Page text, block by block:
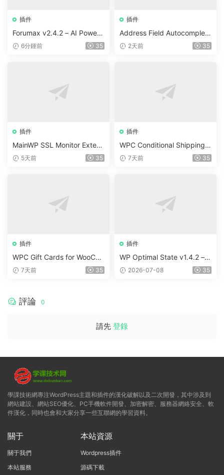
插件
Forumax v2.4.2 – AI Powere
d Advanced Community For
6分鍾前 35
插件
Address Field Autocomplete
For WooCommerce v1.3.2
2天前 35
插件
MainWP SSL Monitor Extens
ion v5.2
5天前 35
插件
WPC Conditional Shipping &
Payments (Premium) v1.0.2
7天前 35
插件
WPC Gift Cards for WooCo
mmerce (Premium) v1.0.2
7天前 35
插件
WP Optimal State v1.4.2 –
WordPress 優化、清理和安
2026-07-08 35
評論 0
請先 登錄
學課技術網專注WordPress主題和插件的漢化破解以及二次開發，其中涉及到
網站建設、網站SEO優化、PC手機軟件開發、加密解密、服務器網絡安全、軟
件漢化，同時也會和大家分享一些互聯網的學習資料。
關于
關于我們
本站服務
本站資源
Wordpress插件
源碼下載